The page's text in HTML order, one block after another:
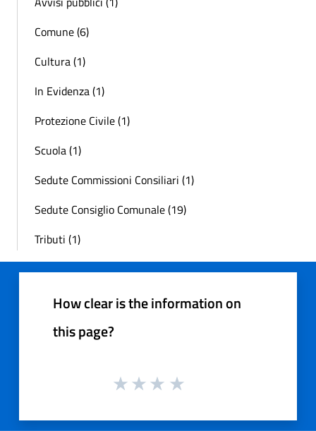
Comune (6)
Cultura (1)
In Evidenza (1)
Protezione Civile (1)
Scuola (1)
Sedute Commissioni Consiliari (1)
Sedute Consiglio Comunale (19)
Tributi (1)
How clear is the information on
this page?